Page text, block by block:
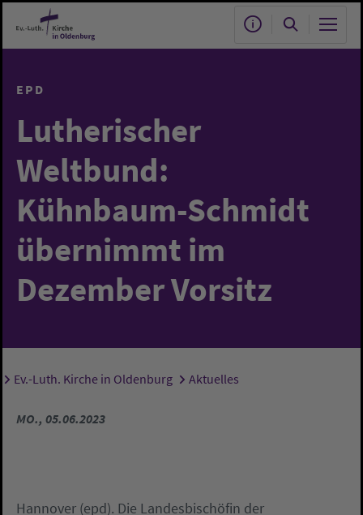
Zum Hauptinhalt springen
EPD
Lutherischer
Weltbund:
Kühnbaum-Schmidt
übernimmt im
Dezember Vorsitz
Sie sind hier:
Ev.-Luth. Kirche in Oldenburg Aktuelles
MO., 05.06.2023
Hannover (epd). Die Landesbischöfin der